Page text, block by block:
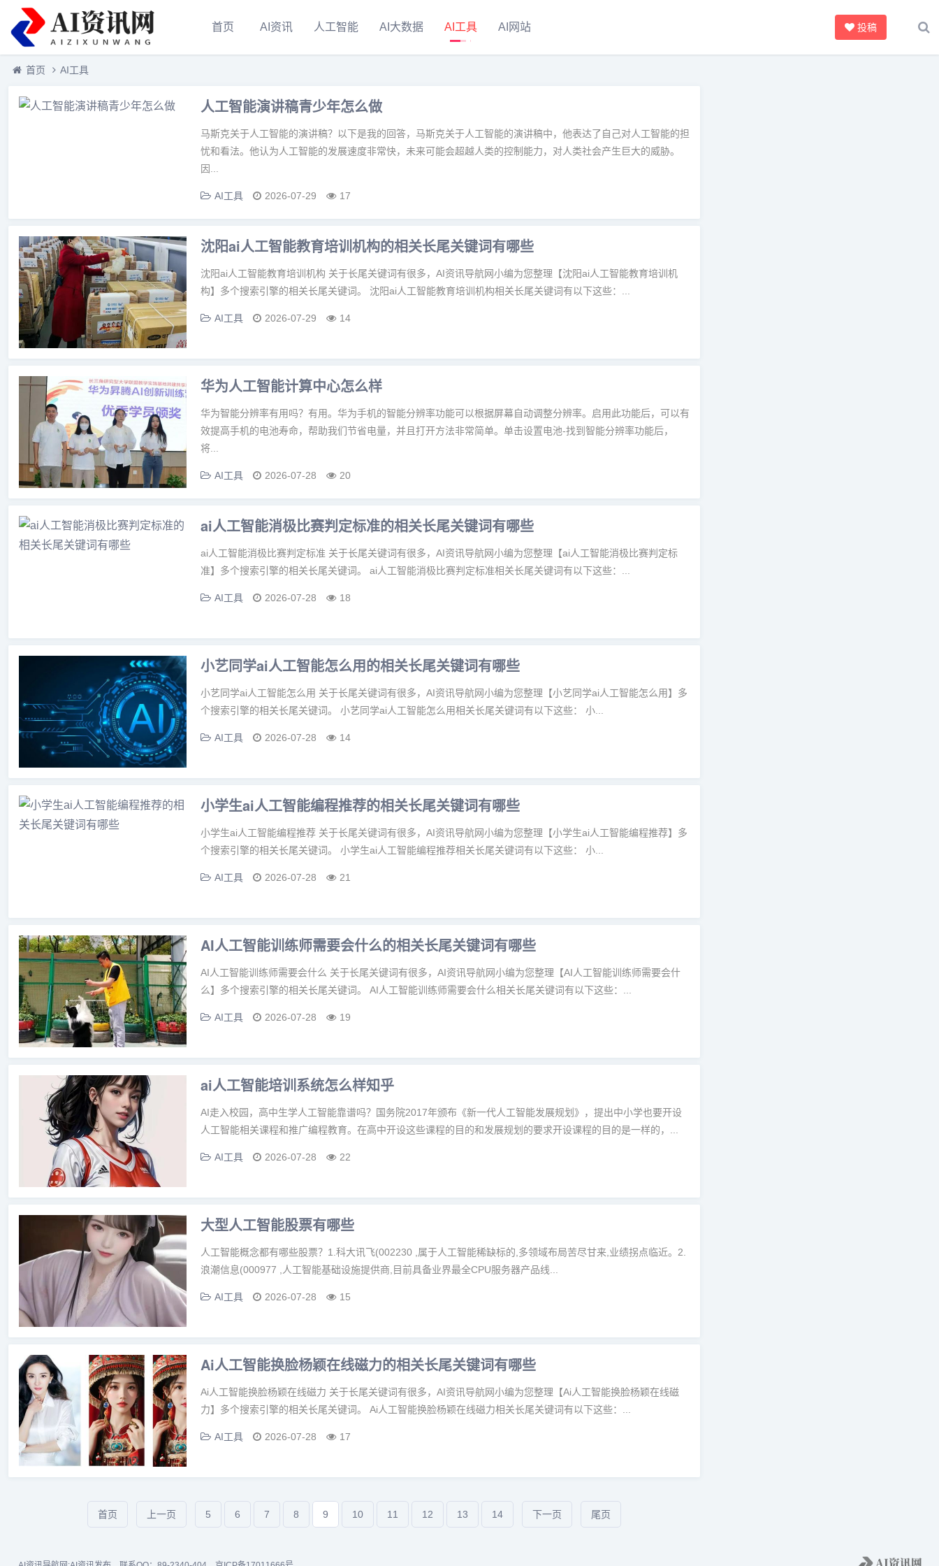
首页 AI资讯 人工智能 AI大数据 AI工具 AI网站 投稿
首页 AI工具
人工智能演讲稿青少年怎么做
马斯克关于人工智能的演讲稿？以下是我的回答，马斯克关于人工智能的演讲稿中，他表达了自己对人工智能的担
忧和看法。他认为人工智能的发展速度非常快，未来可能会超越人类的控制能力，对人类社会产生巨大的威胁。
因...
AI工具 2026-07-29 17
沈阳ai人工智能教育培训机构的相关长尾关键词有哪些
沈阳ai人工智能教育培训机构 关于长尾关键词有很多，AI资讯导航网小编为您整理【沈阳ai人工智能教育培训机
构】多个搜索引擎的相关长尾关键词。 沈阳ai人工智能教育培训机构相关长尾关键词有以下这些：...
AI工具 2026-07-29 14
华为人工智能计算中心怎么样
华为智能分辨率有用吗？有用。华为手机的智能分辨率功能可以根据屏幕自动调整分辨率。启用此功能后，可以有
效提高手机的电池寿命，帮助我们节省电量，并且打开方法非常简单。单击设置电池-找到智能分辨率功能后，
将...
AI工具 2026-07-28 20
ai人工智能消极比赛判定标准的相关长尾关键词有哪些
ai人工智能消极比赛判定标准 关于长尾关键词有很多，AI资讯导航网小编为您整理【ai人工智能消极比赛判定标
准】多个搜索引擎的相关长尾关键词。 ai人工智能消极比赛判定标准相关长尾关键词有以下这些：...
AI工具 2026-07-28 18
小艺同学ai人工智能怎么用的相关长尾关键词有哪些
小艺同学ai人工智能怎么用 关于长尾关键词有很多，AI资讯导航网小编为您整理【小艺同学ai人工智能怎么用】多
个搜索引擎的相关长尾关键词。 小艺同学ai人工智能怎么用相关长尾关键词有以下这些： 小...
AI工具 2026-07-28 14
小学生ai人工智能编程推荐的相关长尾关键词有哪些
小学生ai人工智能编程推荐 关于长尾关键词有很多，AI资讯导航网小编为您整理【小学生ai人工智能编程推荐】多
个搜索引擎的相关长尾关键词。 小学生ai人工智能编程推荐相关长尾关键词有以下这些： 小...
AI工具 2026-07-28 21
AI人工智能训练师需要会什么的相关长尾关键词有哪些
AI人工智能训练师需要会什么 关于长尾关键词有很多，AI资讯导航网小编为您整理【AI人工智能训练师需要会什
么】多个搜索引擎的相关长尾关键词。 AI人工智能训练师需要会什么相关长尾关键词有以下这些：...
AI工具 2026-07-28 19
ai人工智能培训系统怎么样知乎
AI走入校园，高中生学人工智能靠谱吗？国务院2017年颁布《新一代人工智能发展规划》，提出中小学也要开设
人工智能相关课程和推广编程教育。在高中开设这些课程的目的和发展规划的要求开设课程的目的是一样的，...
AI工具 2026-07-28 22
大型人工智能股票有哪些
人工智能概念都有哪些股票？1.科大讯飞(002230 ,属于人工智能稀缺标的,多领域布局苦尽甘来,业绩拐点临近。2.
浪潮信息(000977 ,人工智能基础设施提供商,目前具备业界最全CPU服务器产品线...
AI工具 2026-07-28 15
Ai人工智能换脸杨颖在线磁力的相关长尾关键词有哪些
Ai人工智能换脸杨颖在线磁力 关于长尾关键词有很多，AI资讯导航网小编为您整理【Ai人工智能换脸杨颖在线磁
力】多个搜索引擎的相关长尾关键词。 Ai人工智能换脸杨颖在线磁力相关长尾关键词有以下这些：...
AI工具 2026-07-28 17
首页 上一页 5 6 7 8 9 10 11 12 13 14 下一页 尾页